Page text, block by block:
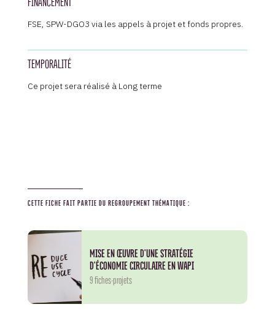
FSE, SPW-DGO3 via les appels à projet et fonds propres.
TEMPORALITÉ
Ce projet sera réalisé à Long terme
CETTE FICHE FAIT PARTIE DU REGROUPEMENT THÉMATIQUE :
MISE EN ŒUVRE D'UNE STRATÉGIE
D'ÉCONOMIE CIRCULAIRE EN WAPI
9 fiches-projets